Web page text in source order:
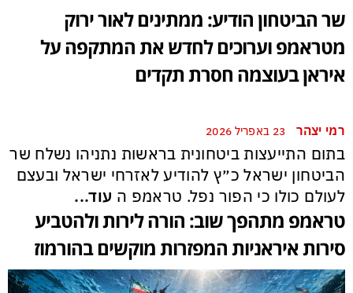
להגנה – טראמפ נשאר רק עם ציוצי האיום המגוחכים שלא מזיזים לטהרן
כמדיניות: כך הפכה ההוצאה להורג לכלי ההרתעה המרכזי של המשטר האיראני
א-סיסי, ארדואן ושליט קטאר מכנסים פגישת ״כיפה אדומה״ לנתניהו בנושא עזה
כל הפרטים, ההערכות והסודות: לקראת מלחמה הקשה בהרבה מקודמותיה?
שר הביטחון הודיע: ממתינים לאור ירוק
מטראמפ וערוכים לחדש את המתקפה על
איראן בעוצמה חסרת תקדים
רמי יצהר
בתום התייעצות ביטחונית בראשות נתניהו נשלח שר
הביטחון ישראל כ״ץ להודיע לאזרחי ישראל ובעצם
לעולם כולו כי הפור נפל. טראמפ ה עוד...
טראמפ מתהפך שוב: הורה לירות ולהטביע
סירות איראניות המפזרות מוקשים בהורמוז